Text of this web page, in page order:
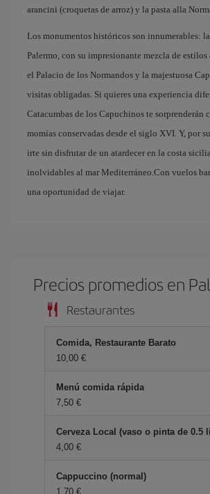
arancini (croquetas de arroz) y la pasta alla
Los monumentos históricos son innumerables:
Palermo, con su impresionante mezcla de estilos
el Palacio de los Normandos y la majestuosa
visitas obligadas. Si quieres una experiencia
Catacumbas de los Capuchinos te sorprenderán
momias conservadas desde el siglo XVI. Y, por
irte sin disfrutar de un atardecer en la costa
inolvidables al mar Mediterráneo.Con vuelos
una oportunidad de viajar.
Precios promedios en
Restaurantes
Comida, Restaurante Barato
10,00 €
Menú comida rápida
7,50 €
Cerveza Local (vaso o pinta de 0.5
4,00 €
Cappuccino (normal)
1,70 €